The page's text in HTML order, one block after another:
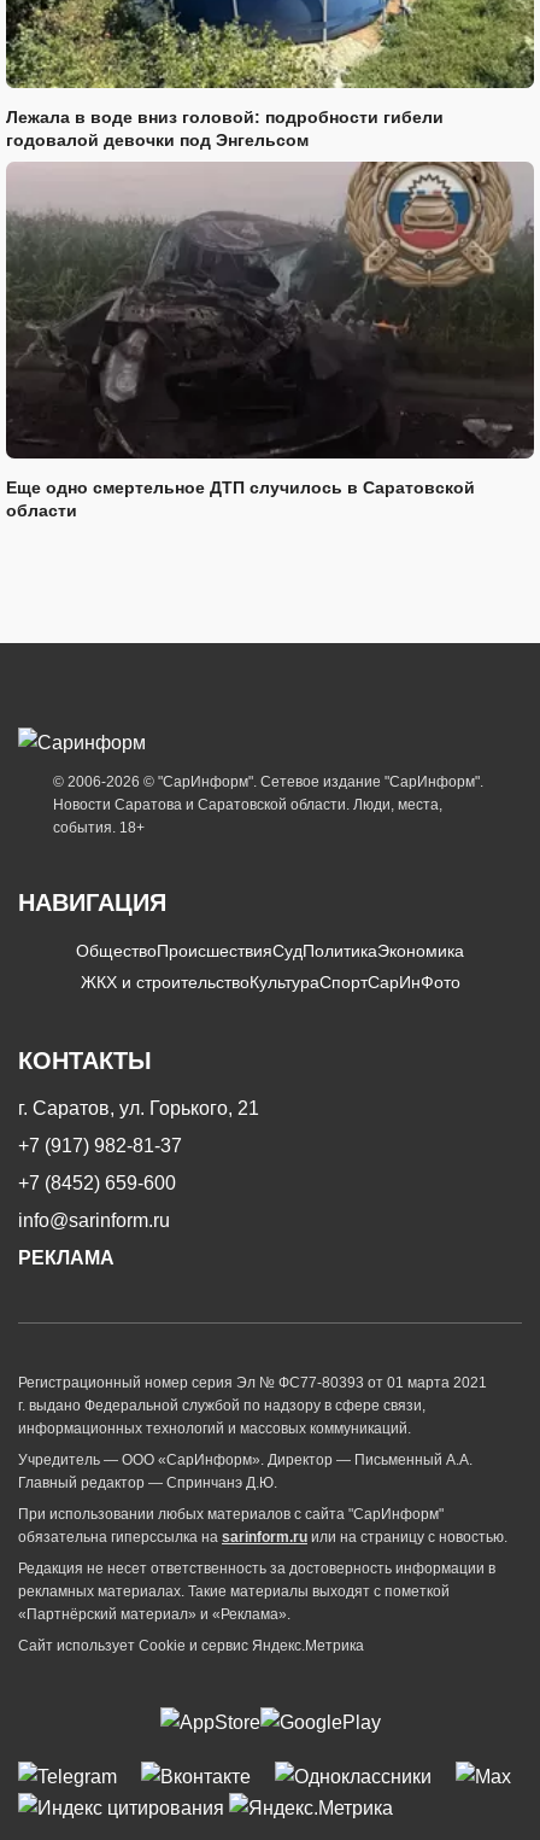
Лежала в воде вниз головой: подробности гибели
годовалой девочки под Энгельсом
Еще одно смертельное ДТП случилось в Саратовской
области
© 2006-2026 © "СарИнформ". Сетевое издание "СарИнформ".
Новости Саратова и Саратовской области. Люди, места,
события. 18+
НАВИГАЦИЯ
ОбществоПроисшествияСудПолитикаЭкономика
ЖКХ и строительствоКультураСпортСарИнФото
КОНТАКТЫ
г. Саратов, ул. Горького, 21
+7 (917) 982-81-37
+7 (8452) 659-600
info@sarinform.ru
РЕКЛАМА
Регистрационный номер серия Эл № ФС77-80393 от 01 марта 2021
г. выдано Федеральной службой по надзору в сфере связи,
информационных технологий и массовых коммуникаций.
Учредитель — ООО «СарИнформ». Директор — Письменный А.А.
Главный редактор — Спринчанэ Д.Ю.
При использовании любых материалов с сайта "СарИнформ"
обязательна гиперссылка на sarinform.ru или на страницу с новостью.
Редакция не несет ответственность за достоверность информации в
рекламных материалах. Такие материалы выходят с пометкой
«Партнёрский материал» и «Реклама».
Сайт использует Cookie и сервиc Яндекс.Метрика